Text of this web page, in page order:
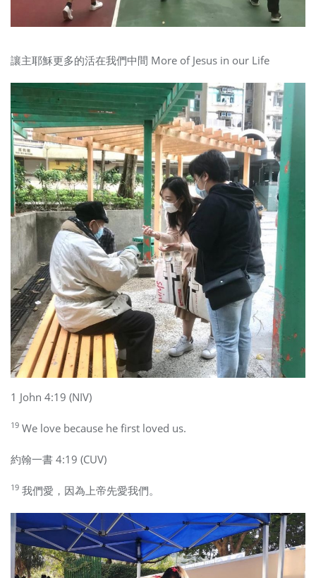
讓主耶穌更多的活在我們中間 More of Jesus in our Life
1 John 4:19 (NIV)
19 We love because he first loved us.
約翰一書 4:19 (CUV)
19 我們愛，因為上帝先愛我們。